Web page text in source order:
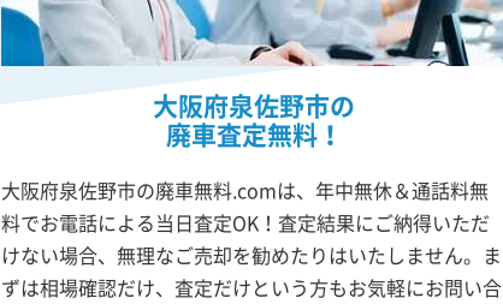
大阪府泉佐野市の
廃車査定無料！
大阪府泉佐野市の廃車無料.comは、年中無休＆通話料無
料でお電話による当日査定OK！査定結果にご納得いただ
けない場合、無理なご売却を勧めたりはいたしません。ま
ずは相場確認だけ、査定だけという方もお気軽にお問い合